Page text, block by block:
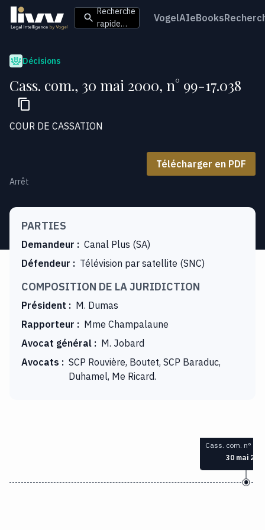
Recherche
rapide…
VogelAIeBooks
Décisions
Cass. com., 30 mai 2000, n° 99-17.038
COUR DE CASSATION
Télécharger en PDF
Arrêt
PARTIES
Demandeur : Canal Plus (SA)
Défendeur : Télévision par satellite (SNC)
COMPOSITION DE LA JURIDICTION
Président : M. Dumas
Rapporteur : Mme Champalaune
Avocat général : M. Jobard
Avocats : SCP Rouvière, Boutet, SCP Baraduc,
Duhamel, Me Ricard.
Cass. com. n°
30 mai